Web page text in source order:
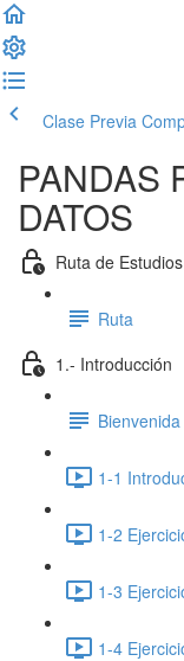
Clase Previa
PANDAS
DATOS
Ruta de Estudios
Ruta
1.- Introducción
1-1
1-2
1-3
1-4